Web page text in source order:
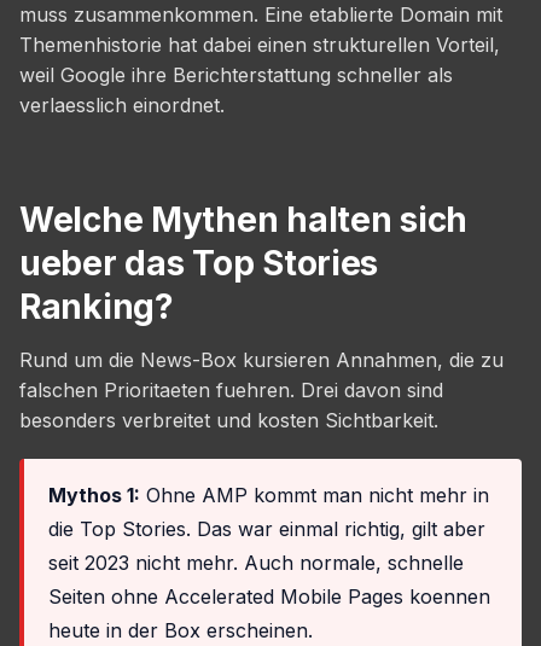
muss zusammenkommen. Eine etablierte Domain mit
Themenhistorie hat dabei einen strukturellen Vorteil,
weil Google ihre Berichterstattung schneller als
verlaesslich einordnet.
Welche Mythen halten sich
ueber das Top Stories
Ranking?
Rund um die News-Box kursieren Annahmen, die zu
falschen Prioritaeten fuehren. Drei davon sind
besonders verbreitet und kosten Sichtbarkeit.
Mythos 1: Ohne AMP kommt man nicht mehr in
die Top Stories. Das war einmal richtig, gilt aber
seit 2023 nicht mehr. Auch normale, schnelle
Seiten ohne Accelerated Mobile Pages koennen
heute in der Box erscheinen.